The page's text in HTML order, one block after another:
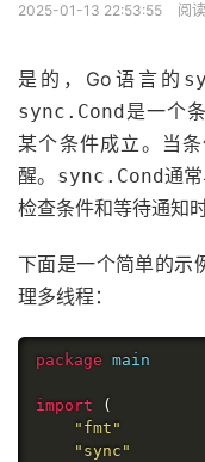
2025-01-13 22:53:55 阅
是的，Go语言的
sync.Cond 是一个
某个条件成立。当
醒。
sync.Cond通
检查条件和等待通知
下面是一个简单的示
理多线程：
package main
import
(
"fmt"
"sync"